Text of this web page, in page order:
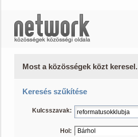
Most a közösségek közt
Keresés szűkítése
Kulcsszavak:
Hol: